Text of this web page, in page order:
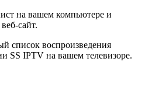
на вашем компьютере и
сайт.
список воспроизведения
SS IPTV на вашем телевизоре.